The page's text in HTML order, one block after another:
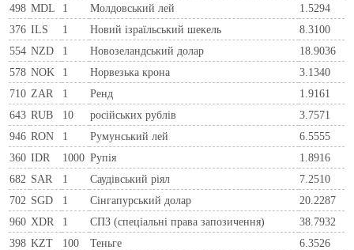
498 MDL 1 Молдовський лей
1.5294
376 ILS 1 Новий ізраїльський шекель
8.3100
554 NZD 1 Новозеландський долар
18.9036
578 NOK 1 Норвезька крона
3.1340
710 ZAR 1 Ренд
1.9161
643 RUB 10 російських рублів
3.7571
946 RON 1 Румунський лей
6.5555
360 IDR 1000 Рупія
1.8916
682 SAR 1 Саудівський ріял
7.2510
702 SGD 1 Сінгапурський долар
20.2287
960 XDR 1 СПЗ (спеціальні права запозичення)
38.7932
398 KZT 100 Теньге
6.3526